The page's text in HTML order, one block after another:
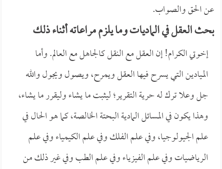
عن الحق والصواب.
بحث العقل في الماديات وما يلزم مراعاته أثناء ذلك
إخوتي الكرام! إن العقل مع النقل كالجاهل مع العالم. وأما
الميادين التي يسرح فيها العقل ويمرح، ويصول ويجول والله
جل وعلا ترك له حرية التقرير؛ ليثبت ما يشاء وليقرر ما يشاء،
وهذا يكون في المسائل المادية البحتة الخالصة، كما هو الحال في
علم الجيولوجيا، وفي علم الفلك وفي علم الكيمياء وفي علم
الرياضيات وفي علم الفيزياء وفي علم الطب وفي غير ذلك من